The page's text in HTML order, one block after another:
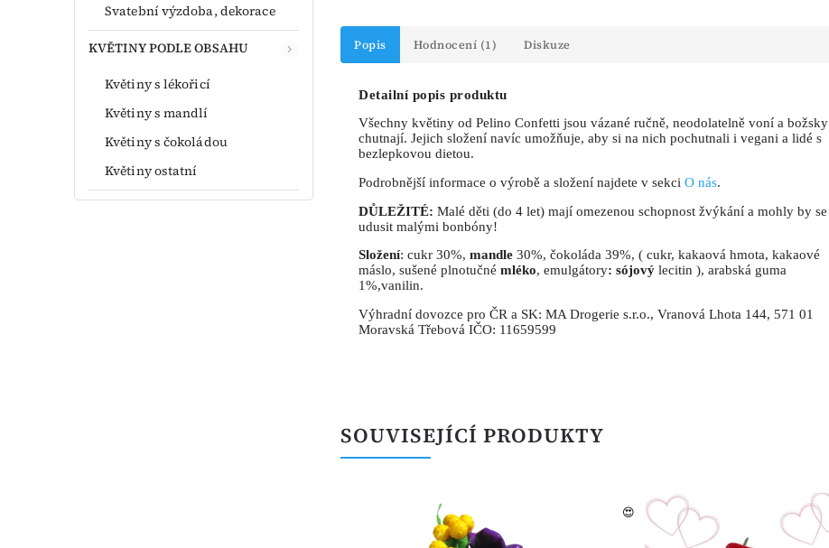
Svatební výzdoba, dekorace
KVĚTINY PODLE OBSAHU
Květiny s lékořicí
Květiny s mandlí
Květiny s čokoládou
Květiny ostatní
Popis Hodnocení (1) Diskuze
Detailní popis produktu
Všechny květiny od Pelino Confetti jsou vázané ručně, neodolatelně voní a božsky
chutnají. Jejich složení navíc umožňuje, aby si na nich pochutnali i vegani a lidé s
bezlepkovou dietou.
Podrobnější informace o výrobě a složení najdete v sekci O nás.
DŮLEŽITÉ: Malé děti (do 4 let) mají omezenou schopnost žvýkání a mohly by se
udusit malými bonbóny!
Složení: cukr 30%, mandle 30%, čokoláda 39%, ( cukr, kakaová hmota, kakaové
máslo, sušené plnotučné mléko, emulgátory: sójový lecitin ), arabská guma
1%,vanilin.
Výhradní dovozce pro ČR a SK: MA Drogerie s.r.o., Vranová Lhota 144, 571 01
Moravská Třebová IČO: 11659599
SOUVISEJÍCÍ PRODUKTY
😍